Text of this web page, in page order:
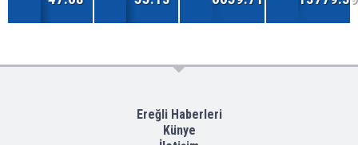
Ereğli Haberleri
Künye